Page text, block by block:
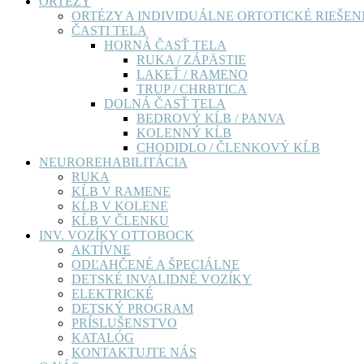
ORTÉZY A INDIVIDUÁLNE ORTOTICKÉ
ČASTI TELA
HORNÁ ČASŤ TELA
RUKA / ZÁPÄSTIE
LAKEŤ / RAMENO
TRUP / CHRBTICA
DOLNÁ ČASŤ TELA
BEDROVÝ KĹB / PANVA
KOLENNÝ KĹB
CHODIDLO / ČLENKOVÝ KĹB
NEUROREHABILITÁCIA
RUKA
KĹB V RAMENE
KĹB V KOLENE
KĹB V ČLENKU
INV. VOZÍKY OTTOBOCK
AKTÍVNE
ODĽAHČENÉ A ŠPECIÁLNE
DETSKÉ INVALIDNÉ VOZÍKY
ELEKTRICKÉ
DETSKÝ PROGRAM
PRÍSLUŠENSTVO
KATALÓG
KONTAKTUJTE NÁS